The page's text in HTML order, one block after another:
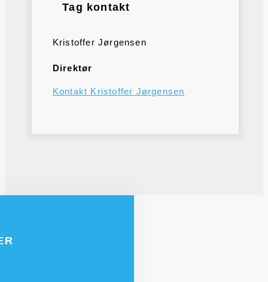
Tag kontakt
Kristoffer Jørgensen
Direktør
Kontakt Kristoffer Jørgensen